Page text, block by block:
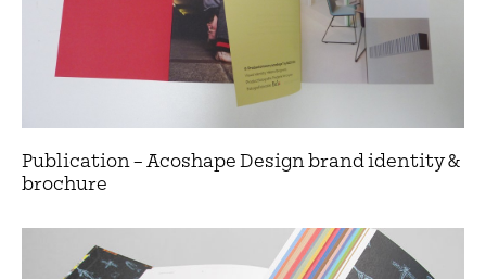
Publication – Acoshape Design brand identity &
brochure